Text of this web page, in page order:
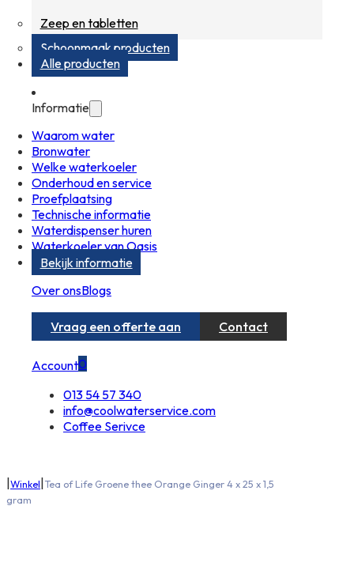
Zeep en tabletten
Schoonmaak producten
Alle producten
Informatie
Waarom water
Bronwater
Welke waterkoeler
Onderhoud en service
Proefplaatsing
Technische informatie
Waterdispenser huren
Waterkoeler van Oasis
Bekijk informatie
Over onsBlogs
Vraag een offerte aan Contact
Account0
013 54 57 340
info@coolwaterservice.com
Coffee Serivce
|Winkel|Tea of Life Groene thee Orange Ginger 4 x 25 x 1,5
gram